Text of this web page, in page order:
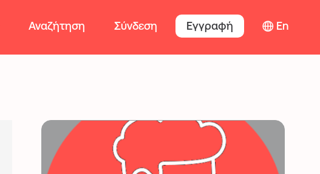
Αναζήτηση Σύνδεση Εγγραφή En